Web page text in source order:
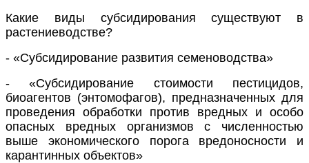
Какие виды субсидирования существуют в
растениеводстве?
- «Субсидирование развития семеноводства»
- «Субсидирование стоимости пестицидов,
биоагентов (энтомофагов), предназначенных для
проведения обработки против вредных и особо
опасных вредных организмов с численностью
выше экономического порога вредоносности и
карантинных объектов»